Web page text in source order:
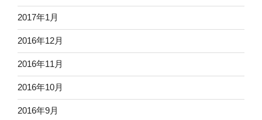
2017年1月
2016年12月
2016年11月
2016年10月
2016年9月